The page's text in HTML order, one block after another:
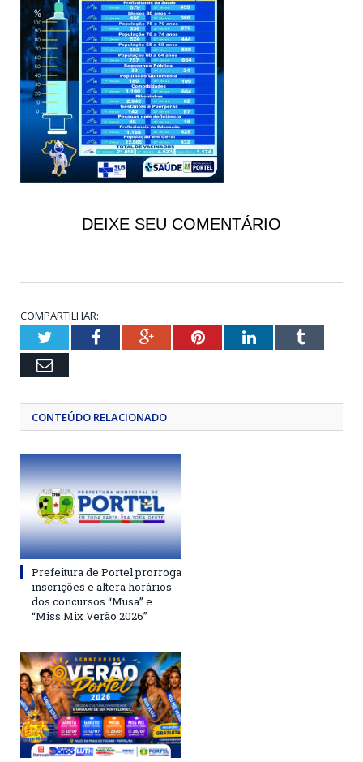
DEIXE SEU COMENTÁRIO
COMPARTILHAR:
TwitterFacebookGoogle+PinterestLinkedInTumblr
Email
CONTEÚDO RELACIONADO
Prefeitura de Portel prorroga
inscrições e altera horários
dos concursos “Musa” e
“Miss Mix Verão 2026”